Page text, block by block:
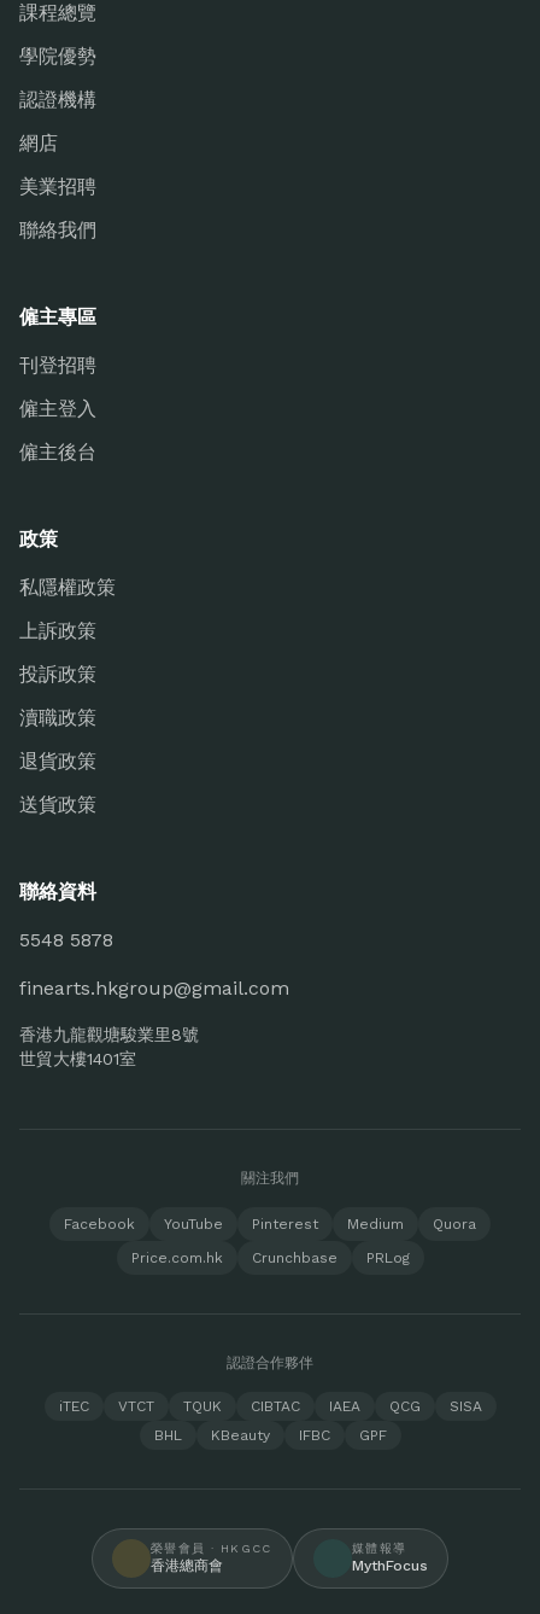
課程總覽
學院優勢
認證機構
網店
美業招聘
聯絡我們
僱主專區
刊登招聘
僱主登入
僱主後台
政策
私隱權政策
上訴政策
投訴政策
瀆職政策
退貨政策
送貨政策
聯絡資料
5548 5878
finearts.hkgroup@gmail.com
香港九龍觀塘駿業里8號
世貿大樓1401室
關注我們
Facebook YouTube Pinterest Medium
Quora
Price.com.hk
Crunchbase PRLog
認證合作夥伴
iTEC VTCT TQUK CIBTAC IAEA QCG
SISA
BHL
KBeauty IFBC GPF
榮譽會員 · HKGCC
香港總商會
媒體報導
MythFocus